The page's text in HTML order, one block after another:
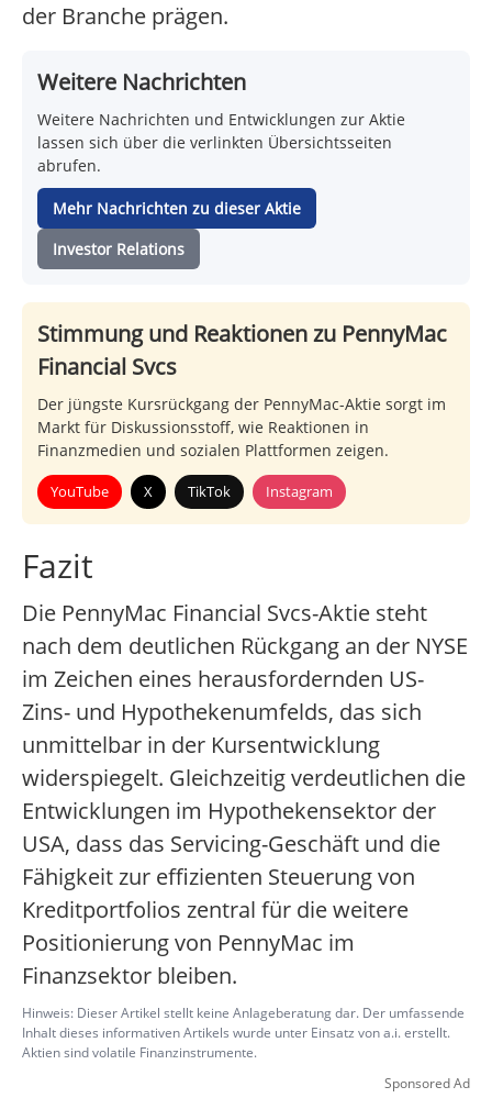
der Branche prägen.
Weitere Nachrichten
Weitere Nachrichten und Entwicklungen zur Aktie
lassen sich über die verlinkten Übersichtsseiten
abrufen.
Mehr Nachrichten zu dieser Aktie
Investor Relations
Stimmung und Reaktionen zu PennyMac
Financial Svcs
Der jüngste Kursrückgang der PennyMac-Aktie sorgt im
Markt für Diskussionsstoff, wie Reaktionen in
Finanzmedien und sozialen Plattformen zeigen.
YouTube X TikTok Instagram
Fazit
Die PennyMac Financial Svcs-Aktie steht
nach dem deutlichen Rückgang an der NYSE
im Zeichen eines herausfordernden US-
Zins- und Hypothekenumfelds, das sich
unmittelbar in der Kursentwicklung
widerspiegelt. Gleichzeitig verdeutlichen die
Entwicklungen im Hypothekensektor der
USA, dass das Servicing-Geschäft und die
Fähigkeit zur effizienten Steuerung von
Kreditportfolios zentral für die weitere
Positionierung von PennyMac im
Finanzsektor bleiben.
Hinweis: Dieser Artikel stellt keine Anlageberatung dar. Der umfassende
Inhalt dieses informativen Artikels wurde unter Einsatz von a.i. erstellt.
Aktien sind volatile Finanzinstrumente.
Sponsored Ad